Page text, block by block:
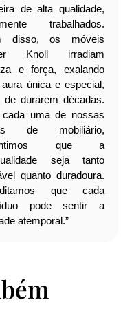
de alta qualidade,
trabalhados.
disso, os móveis
Knoll irradiam
e força, exalando
única e especial,
de durarem décadas.
cada uma de nossas
de mobiliário,
que a
seja tanto
quanto duradoura.
que cada
pode sentir a
atemporal.”